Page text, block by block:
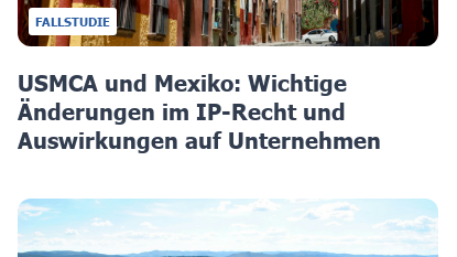
FALLSTUDIE
USMCA und Mexiko: Wichtige
Änderungen im IP-Recht und
Auswirkungen auf Unternehmen